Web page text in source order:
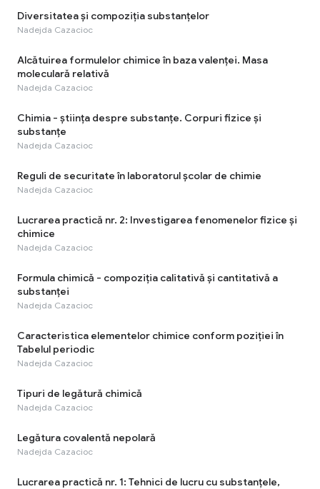
Diversitatea și compoziția substanțelor
Nadejda Cazacioc
Alcătuirea formulelor chimice în baza valenței. Masa
moleculară relativă
Nadejda Cazacioc
Chimia - știința despre substanțe. Corpuri fizice și
substanțe
Nadejda Cazacioc
Reguli de securitate în laboratorul școlar de chimie
Nadejda Cazacioc
Lucrarea practică nr. 2: Investigarea fenomenelor fizice și
chimice
Nadejda Cazacioc
Formula chimică - compoziția calitativă și cantitativă a
substanței
Nadejda Cazacioc
Caracteristica elementelor chimice conform poziției în
Tabelul periodic
Nadejda Cazacioc
Tipuri de legătură chimică
Nadejda Cazacioc
Legătura covalentă nepolară
Nadejda Cazacioc
Lucrarea practică nr. 1: Tehnici de lucru cu substanțele,